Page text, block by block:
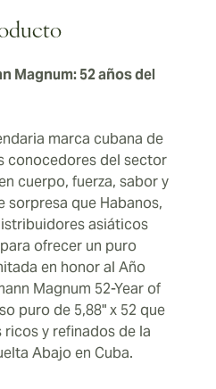
a H. Upmann
destinos mundiales para
Magnum: 52 años del
marca cubana de
conocedores del sector
cuerpo, fuerza, sabor y
sorpresa que Habanos,
asiáticos
ofrecer un puro
en honor al Año
Magnum 52-Year of
puro de 5,88" x 52 que
y refinados de la
Abajo en Cuba.